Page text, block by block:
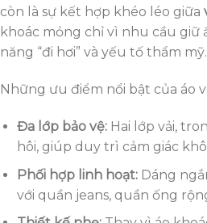
còn là sự kết hợp khéo léo giữa
khoác mỏng chỉ vì nhu cầu giữ
năng “đi hơi” và yếu tố thẩm mỹ.
Những ưu điểm nổi bật của áo
Đa lớp bảo vệ:Hai lớp vải,
hôi, giúp duy trì cảm giác khô
Phối hợp linh hoạt:Dáng
với quần jeans, quần ống